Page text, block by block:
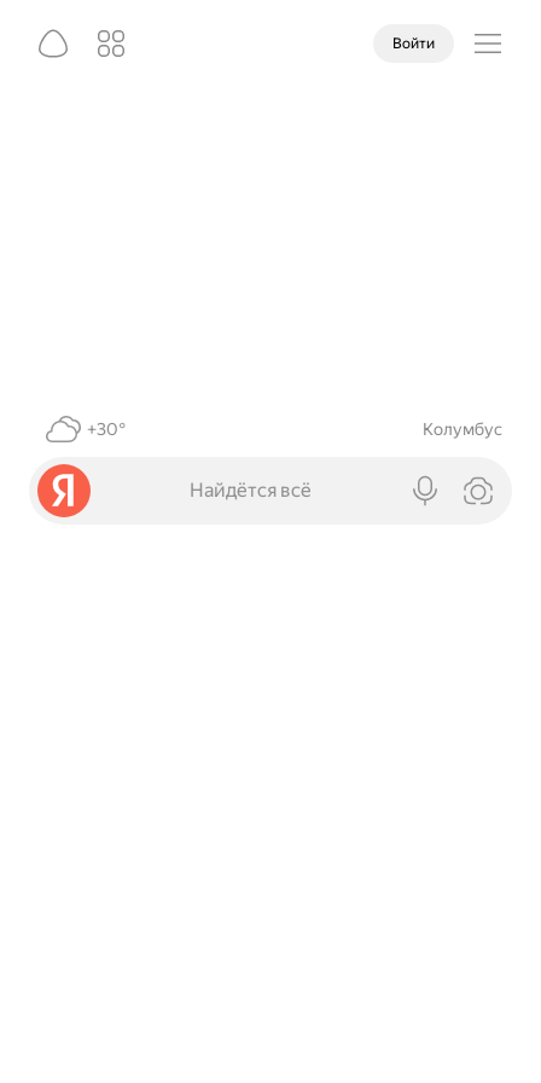
Войти
+30° Колумбус
Найдётся всё